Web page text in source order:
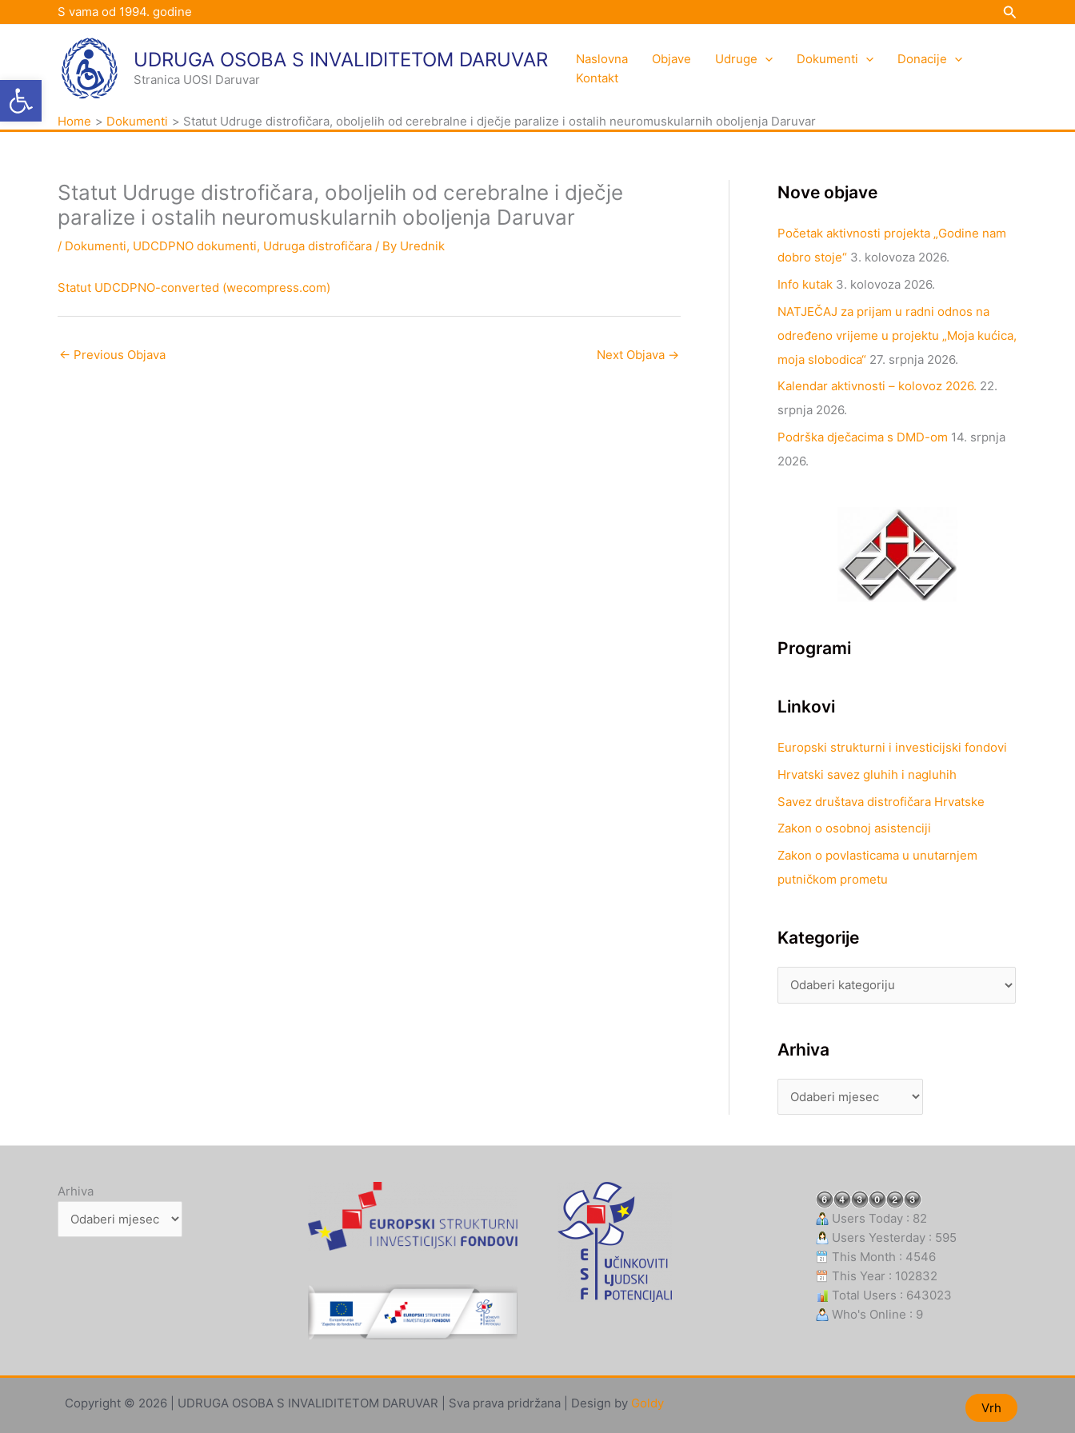
Open toolbar
to
S vama od 1994. godine Search
UDRUGA OSOBA S INVALIDITETOM DARUVAR
Stranica UOSI Daruvar
Naslovna Objave Udruge Dokumenti
Donacije
Kontakt
Home Dokumenti Statut Udruge distrofičara, oboljelih od cerebralne i dječje paralize i ostalih neuromuskularnih oboljenja Daruvar
Statut Udruge distrofičara, oboljelih od cerebralne i dječje
paralize i ostalih neuromuskularnih oboljenja Daruvar
/ Dokumenti, UDCDPNO dokumenti, Udruga distrofičara / By Urednik
Statut UDCDPNO-converted (wecompress.com)
← Previous Objava Next Objava →
Nove objave
Početak aktivnosti projekta „Godine nam
dobro stoje“ 3. kolovoza 2026.
Info kutak 3. kolovoza 2026.
NATJEČAJ za prijam u radni odnos na
određeno vrijeme u projektu „Moja kućica,
moja slobodica“ 27. srpnja 2026.
Kalendar aktivnosti – kolovoz 2026. 22.
srpnja 2026.
Podrška dječacima s DMD-om 14. srpnja
2026.
Programi
Linkovi
Europski strukturni i investicijski fondovi
Hrvatski savez gluhih i nagluhih
Savez društava distrofičara Hrvatske
Zakon o osobnoj asistenciji
Zakon o povlasticama u unutarnjem
putničkom prometu
Kategorije
o
j
e
Arhiva
a
Arhiva
Users Today : 82
Users Yesterday : 595
This Month : 4546
This Year : 102832
Total Users : 643023
Who's Online : 9
Copyright © 2026 | UDRUGA OSOBA S INVALIDITETOM DARUVAR | Sva prava pridržana | Design by Goldy Vrh